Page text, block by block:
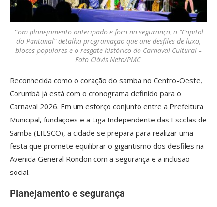
Com planejamento antecipado e foco na segurança, a “Capital
do Pantanal” detalha programação que une desfiles de luxo,
blocos populares e o resgate histórico do Carnaval Cultural –
Foto Clóvis Neto/PMC
Reconhecida como o coração do samba no Centro-Oeste,
Corumbá já está com o cronograma definido para o
Carnaval 2026. Em um esforço conjunto entre a Prefeitura
Municipal, fundações e a Liga Independente das Escolas de
Samba (LIESCO), a cidade se prepara para realizar uma
festa que promete equilibrar o gigantismo dos desfiles na
Avenida General Rondon com a segurança e a inclusão
social.
Planejamento e segurança